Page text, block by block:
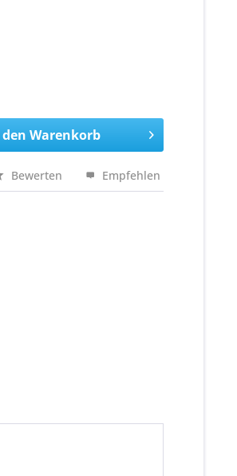
Warenkorb
Bewerten Empfehlen